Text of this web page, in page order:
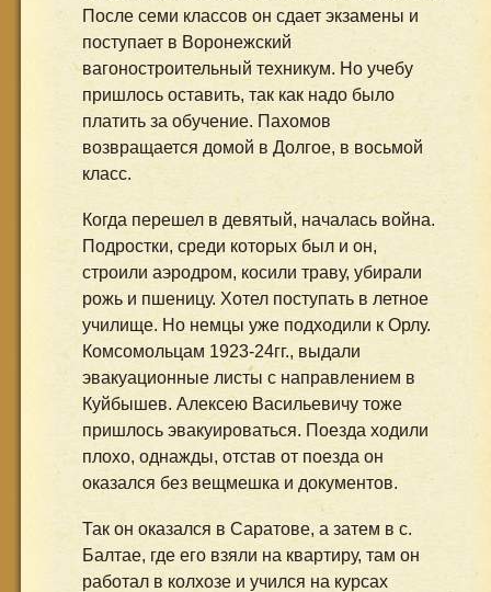
После семи классов он сдает экзамены и
поступает в Воронежский
вагоностроительный техникум. Но учебу
пришлось оставить, так как надо было
платить за обучение. Пахомов
возвращается домой в Долгое, в восьмой
класс.
Когда перешел в девятый, началась война.
Подростки, среди которых был и он,
строили аэродром, косили траву, убирали
рожь и пшеницу. Хотел поступать в летное
училище. Но немцы уже подходили к Орлу.
Комсомольцам 1923-24гг., выдали
эвакуационные листы с направлением в
Куйбышев. Алексею Васильевичу тоже
пришлось эвакуироваться. Поезда ходили
плохо, однажды, отстав от поезда он
оказался без вещмешка и документов.
Так он оказался в Саратове, а затем в с.
Балтае, где его взяли на квартиру, там он
работал в колхозе и учился на курсах